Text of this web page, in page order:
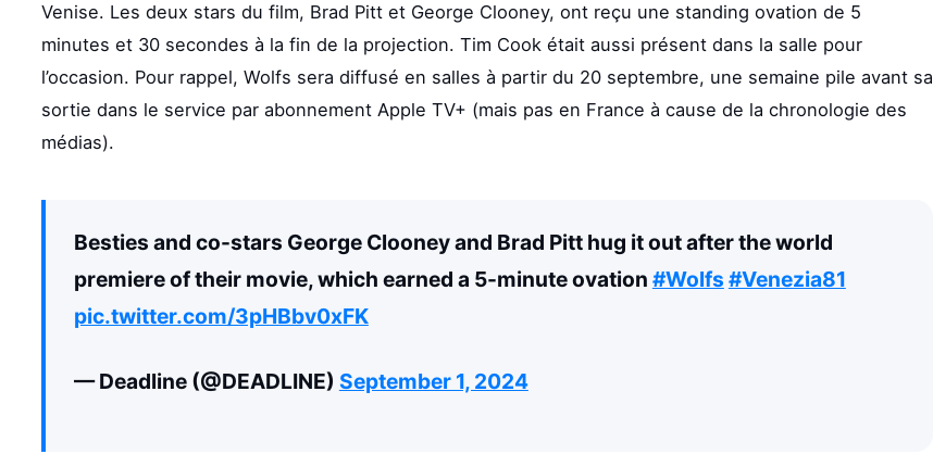
Venise. Les deux stars du film, Brad Pitt et George Clooney, ont reçu une standing ovation de 5
minutes et 30 secondes à la fin de la projection. Tim Cook était aussi présent dans la salle pour
l’occasion. Pour rappel, Wolfs sera diffusé en salles à partir du 20 septembre, une semaine pile avant sa
sortie dans le service par abonnement Apple TV+ (mais pas en France à cause de la chronologie des
médias).
Besties and co-stars George Clooney and Brad Pitt hug it out after the world
premiere of their movie, which earned a 5-minute ovation #Wolfs #Venezia81
pic.twitter.com/3pHBbv0xFK
— Deadline (@DEADLINE) September 1, 2024